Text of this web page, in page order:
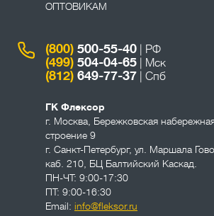
ОПТОВИКАМ
(800) 500-55-40 | РФ
(499) 504-04-65 | Мск
(812) 649-77-37 | Спб
ГК Флексор
г. Москва Бережковская
строение 9
г. Санкт-Петербург, ул. Маршала
каб. 210, БЦ Балтийский Каскад.
ПН-ЧТ: 9:00-17:30
ПТ: 9:00-16:30
Email: info@fleksor.ru